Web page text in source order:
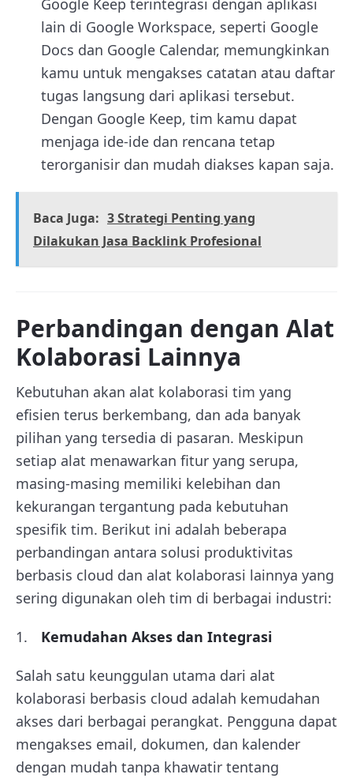
Google Keep terintegrasi dengan aplikasi
lain di Google Workspace, seperti Google
Docs dan Google Calendar, memungkinkan
kamu untuk mengakses catatan atau daftar
tugas langsung dari aplikasi tersebut.
Dengan Google Keep, tim kamu dapat
menjaga ide-ide dan rencana tetap
terorganisir dan mudah diakses kapan saja.
Baca Juga: 3 Strategi Penting yang
Dilakukan Jasa Backlink Profesional
Perbandingan dengan Alat
Kolaborasi Lainnya
Kebutuhan akan alat kolaborasi tim yang
efisien terus berkembang, dan ada banyak
pilihan yang tersedia di pasaran. Meskipun
setiap alat menawarkan fitur yang serupa,
masing-masing memiliki kelebihan dan
kekurangan tergantung pada kebutuhan
spesifik tim. Berikut ini adalah beberapa
perbandingan antara solusi produktivitas
berbasis cloud dan alat kolaborasi lainnya yang
sering digunakan oleh tim di berbagai industri:
Kemudahan Akses dan Integrasi
Salah satu keunggulan utama dari alat
kolaborasi berbasis cloud adalah kemudahan
akses dari berbagai perangkat. Pengguna dapat
mengakses email, dokumen, dan kalender
dengan mudah tanpa khawatir tentang